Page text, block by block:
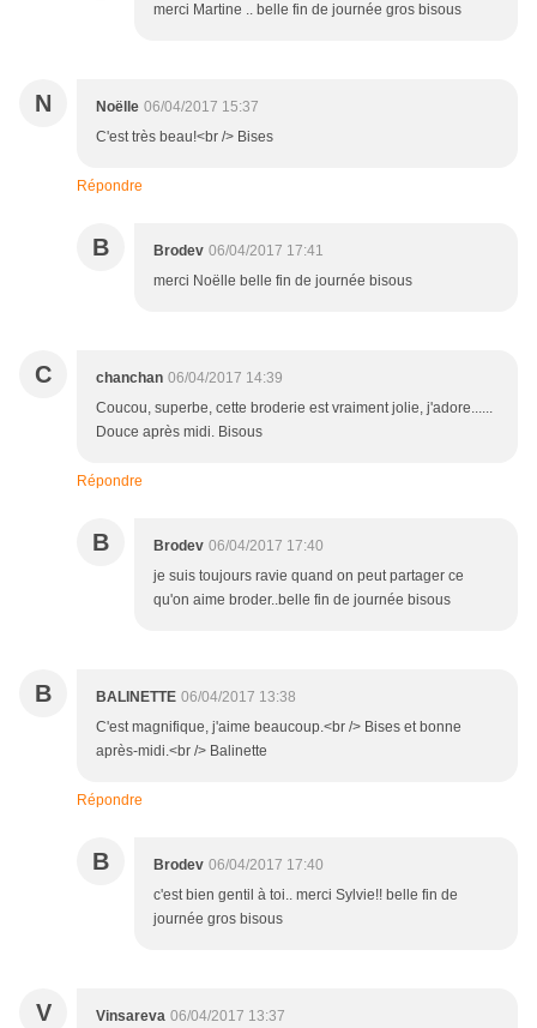
merci Martine .. belle fin de journée gros bisous
N Noëlle 06/04/2017 15:37
C'est très beau!<br /> Bises
Répondre
B Brodev 06/04/2017 17:41
merci Noëlle belle fin de journée bisous
C chanchan 06/04/2017 14:39
Coucou, superbe, cette broderie est vraiment jolie, j'adore......
Douce après midi. Bisous
Répondre
B Brodev 06/04/2017 17:40
je suis toujours ravie quand on peut partager ce
qu'on aime broder..belle fin de journée bisous
B BALINETTE 06/04/2017 13:38
C'est magnifique, j'aime beaucoup.<br /> Bises et bonne
après-midi.<br /> Balinette
Répondre
B Brodev 06/04/2017 17:40
c'est bien gentil à toi.. merci Sylvie!! belle fin de
journée gros bisous
V Vinsareva 06/04/2017 13:37